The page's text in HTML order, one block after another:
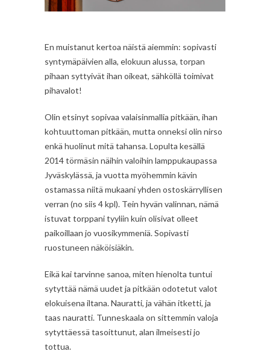
En muistanut kertoa näistä aiemmin: sopivasti
syntymäpäivien alla, elokuun alussa, torpan
pihaan syttyivät ihan oikeat, sähköllä toimivat
pihavalot!
Olin etsinyt sopivaa valaisinmallia pitkään, ihan
kohtuuttoman pitkään, mutta onneksi olin nirso
enkä huolinut mitä tahansa. Lopulta kesällä
2014 törmäsin näihin valoihin lamppukaupassa
Jyväskylässä, ja vuotta myöhemmin kävin
ostamassa niitä mukaani yhden ostoskärryllisen
verran (no siis 4 kpl). Tein hyvän valinnan, nämä
istuvat torppani tyyliin kuin olisivat olleet
paikoillaan jo vuosikymmeniä. Sopivasti
ruostuneen näköisiäkin.
Eikä kai tarvinne sanoa, miten hienolta tuntui
sytyttää nämä uudet ja pitkään odotetut valot
elokuisena iltana. Nauratti, ja vähän itketti, ja
taas nauratti. Tunneskaala on sittemmin valoja
sytyttäessä tasoittunut, alan ilmeisesti jo
tottua.